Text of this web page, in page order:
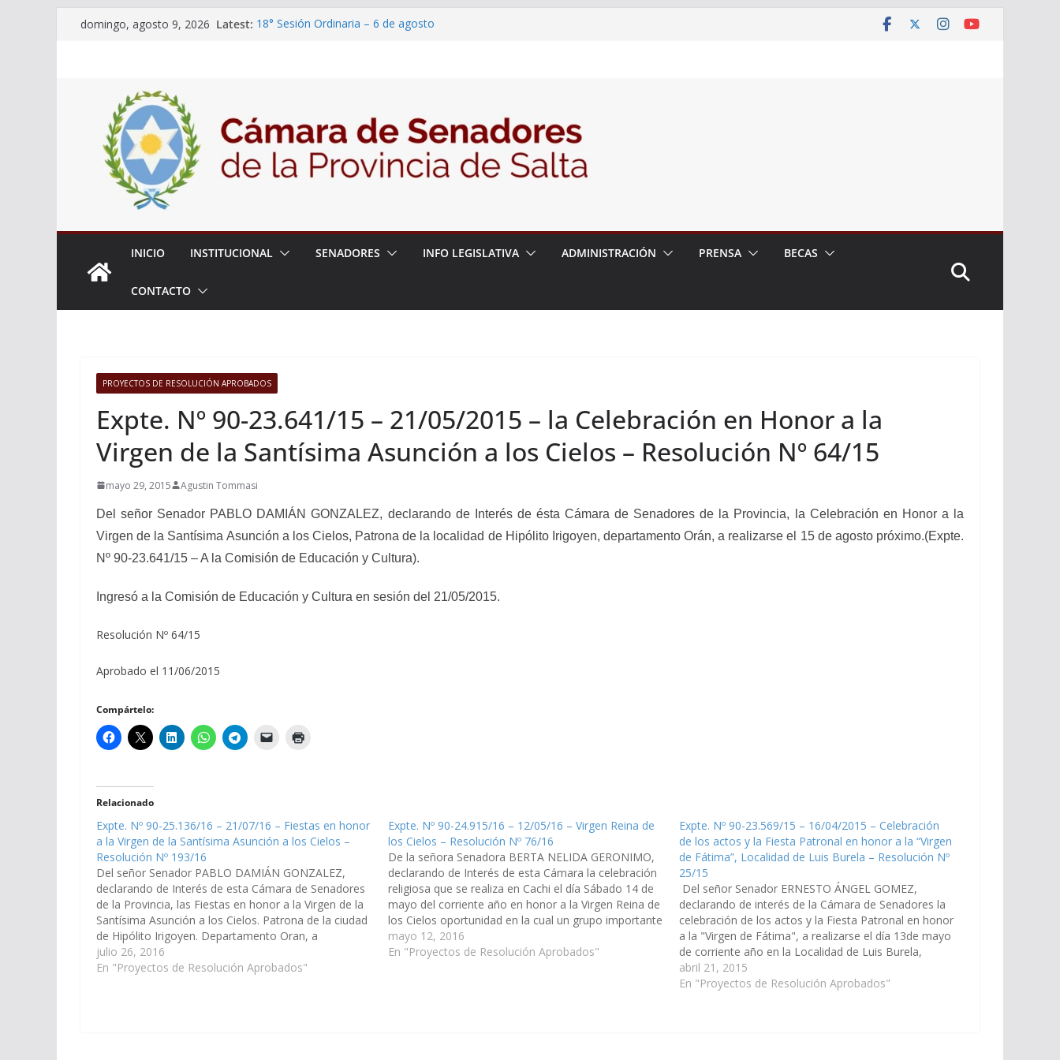
domingo, agosto 9, 2026 Latest: 18° Sesión Ordinaria – 6 de agosto
Expte. Nº 90-34.516/2026 – 06/08/26 – Créase el Ente Salteño
de Protección y Control Vegetal
INICIO INSTITUCIONAL SENADORES INFO LEGISLATIVA ADMINISTRACIÓN PRENSA BECAS
CONTACTO
PROYECTOS DE RESOLUCIÓN APROBADOS
Expte. Nº 90-23.641/15 – 21/05/2015 – la Celebración en Honor a la
Virgen de la Santísima Asunción a los Cielos – Resolución Nº 64/15
mayo 29, 2015 Agustin Tommasi
Del señor Senador PABLO DAMIÁN GONZALEZ, declarando de Interés de ésta Cámara de Senadores de la Provincia, la Celebración en Honor a la
Virgen de la Santísima Asunción a los Cielos, Patrona de la localidad de Hipólito Irigoyen, departamento Orán, a realizarse el 15 de agosto próximo.(Expte.
Nº 90-23.641/15 – A la Comisión de Educación y Cultura).
Ingresó a la Comisión de Educación y Cultura en sesión del 21/05/2015.
Resolución Nº 64/15
Aprobado el 11/06/2015
Compártelo:
Relacionado
Expte. Nº 90-25.136/16 – 21/07/16 – Fiestas en honor
a la Virgen de la Santísima Asunción a los Cielos –
Resolución Nº 193/16
Del señor Senador PABLO DAMIÁN GONZALEZ,
declarando de Interés de esta Cámara de Senadores
de la Provincia, las Fiestas en honor a la Virgen de la
Santísima Asunción a los Cielos. Patrona de la ciudad
de Hipólito Irigoyen. Departamento Oran, a
celebrarse el 15 de Agosto próximo. (Expte. Nº 90-
25.136/16…
julio 26, 2016
En "Proyectos de Resolución Aprobados"
Expte. Nº 90-24.915/16 – 12/05/16 – Virgen Reina de
los Cielos – Resolución Nº 76/16
De la señora Senadora BERTA NELIDA GERONIMO,
declarando de Interés de esta Cámara la celebración
religiosa que se realiza en Cachi el día Sábado 14 de
mayo del corriente año en honor a la Virgen Reina de
los Cielos oportunidad en la cual un grupo importante
de fieles baja de…
mayo 12, 2016
En "Proyectos de Resolución Aprobados"
Expte. Nº 90-23.569/15 – 16/04/2015 – Celebración
de los actos y la Fiesta Patronal en honor a la “Virgen
de Fátima”, Localidad de Luis Burela – Resolución Nº
25/15
Del señor Senador ERNESTO ÁNGEL GOMEZ,
declarando de interés de la Cámara de Senadores la
celebración de los actos y la Fiesta Patronal en honor
a la "Virgen de Fátima", a realizarse el día 13de mayo
de corriente año en la Localidad de Luis Burela,
Jurisdicción del Municipio de General…
abril 21, 2015
En "Proyectos de Resolución Aprobados"